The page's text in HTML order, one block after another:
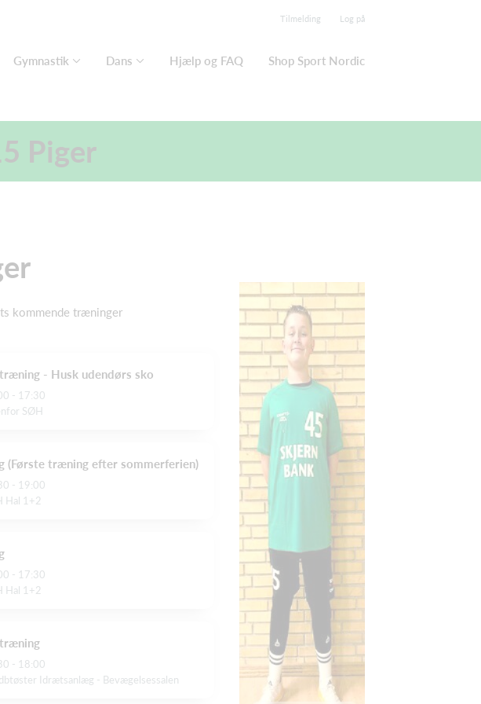
Tilmelding Log på
Gymnastik Dans Hjælp og FAQ Shop Sport Nordic
Piger
kommende træninger
- Husk udendørs sko
- 17:30
SØH
(Første træning efter sommerferien)
- 19:00
Hal 1+2
- 17:30
Hal 1+2
- 18:00
Idrætsanlæg - Bevægelsessalen